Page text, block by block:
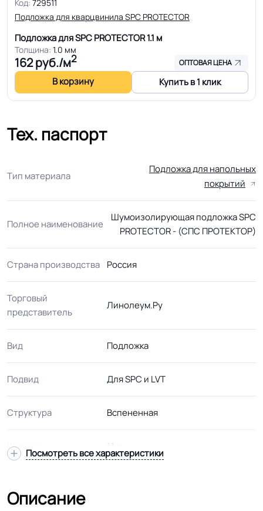
Код: 729511
Подложка для кварцвинила SPC PROTECTOR
Подложка для SPC PROTECTOR1.1 м
Толщина: 1.0 мм
162руб./м2 ОПТОВАЯ ЦЕНА
В корзину Купить в 1 клик
Тех. паспорт
Тип материала
Подложка для напольных
покрытий
Полное наименование
Шумоизолирующая подложка SPC
PROTECTOR - (СПС ПРОТЕКТОР)
Страна производства Россия
Торговый
представитель
Линолеум.Ру
Вид Подложка
Подвид Для SPC и LVT
Структура Вспененная
Ширина
Посмотреть все характеристики
Описание